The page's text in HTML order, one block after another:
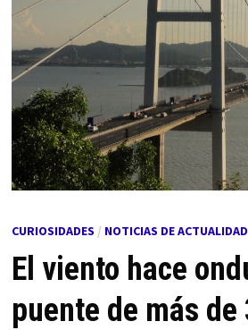
CURIOSIDADES / NOTICIAS DE ACTUALIDAD
El viento hace
puente de más de